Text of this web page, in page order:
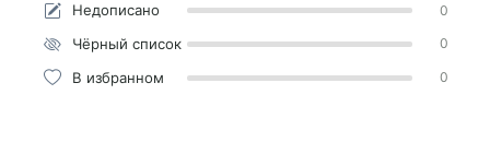
Недописано 0
Чёрный список 0
В избранном 0